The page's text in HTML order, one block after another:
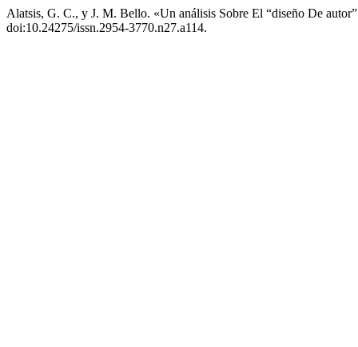
Alatsis, G. C., y J. M. Bello. «Un análisis Sobre El “diseño De
doi:10.24275/issn.2954-3770.n27.a114.